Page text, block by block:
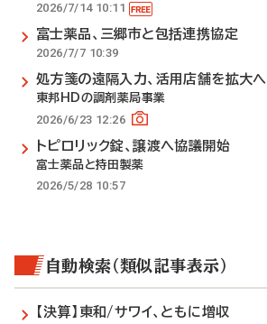
2026/7/14 10:11
富士薬品、三郷市と包括連携協定
2026/7/7 10:39
処方箋の遠隔入力、活用店舗を拡大へ
東邦HDの調剤薬局事業
2026/6/23 12:26
トピロリック錠、譲渡へ協議開始
富士薬品と持田製薬
2026/5/28 10:57
自動検索（類似記事表示）
【決算】東和/サワイ、ともに増収